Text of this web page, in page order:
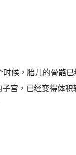
候，胎儿的骨骼已
宫，已经变得体积